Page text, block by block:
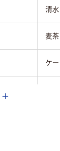
清水
麦茶
ケ